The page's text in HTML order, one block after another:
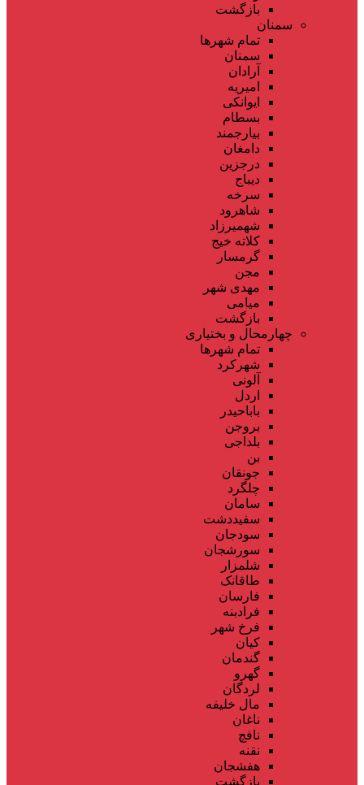
بازگشت
سمنان
تمام شهر‌ها
سمنان
آرادان
امیریه
ایوانکی
بسطام
بیارجمند
دامغان
درجزین
دیباج
سرخه
شاهرود
شهمیرزاد
کلاته خیج
گرمسار
مجن
مهدی شهر
میامی
بازگشت
چهارمحال و بختیاری
تمام شهر‌ها
شهرکرد
آلونی
اردل
باباحیدر
بروجن
بلداجی
بن
جونقان
چلگرد
سامان
سفیددشت
سودجان
سورشجان
شلمزار
طاقانک
فارسان
فرادبنه
فرخ شهر
کیان
گندمان
گهرو
لردگان
مال خلیفه
ناغان
نافچ
نقنه
هفشجان
بازگشت